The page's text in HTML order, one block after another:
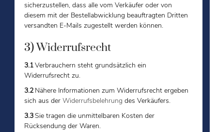
sicherzustellen, dass alle vom Verkäufer oder von
diesem mit der Bestellabwicklung beauftragten Dritten
versandten E-Mails zugestellt werden können.
3) Widerrufsrecht
3.1Verbrauchern steht grundsätzlich ein
Widerrufsrecht zu.
3.2 Nähere Informationen zum Widerrufsrecht ergeben
sich aus der Widerrufsbelehrung des Verkäufers.
3.3Sie tragen die unmittelbaren Kosten der
Rücksendung der Waren.